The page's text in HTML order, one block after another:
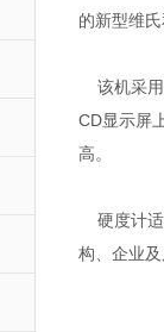
的新型维
该机采用
CD显示屏
高。
硬度计适
构、企业